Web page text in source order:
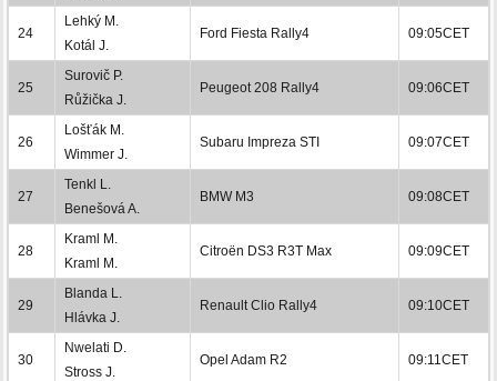
24
Lehký M.
Kotál J.
Ford Fiesta Rally4 09:05CET
25
Surovič P.
Růžička J.
Peugeot 208 Rally4 09:06CET
26
Lošťák M.
Wimmer J.
Subaru Impreza STI 09:07CET
27
Tenkl L.
Benešová A.
BMW M3 09:08CET
28
Kraml M.
Kraml M.
Citroën DS3 R3T Max 09:09CET
29
Blanda L.
Hlávka J.
Renault Clio Rally4 09:10CET
30
Nwelati D.
Stross J.
Opel Adam R2 09:11CET